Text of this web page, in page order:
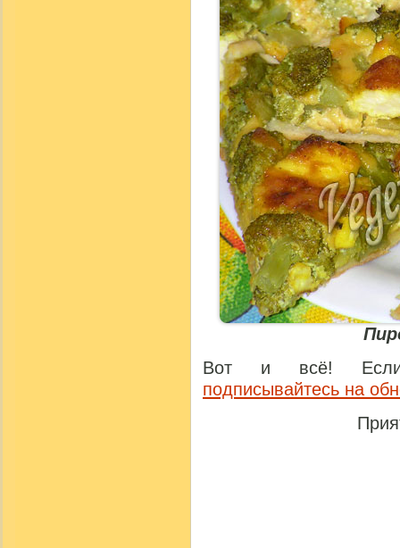
Вот и всё! Если
подписывайтесь на